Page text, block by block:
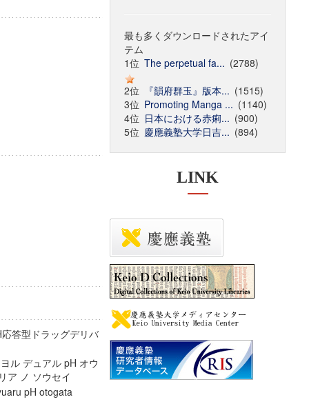
答型ドラッグデリバ
ル デュアル pH オウ
ア ノ ソウセイ
pH otogata
最も多くダウンロードされたアイ
テム
1位 The perpetual fa... (2788)
2位
『韻府群玉』版本... (1515)
3位 Promoting Manga ... (1140)
4位 日本における赤痢... (900)
5位 慶應義塾大学日吉... (894)
LINK